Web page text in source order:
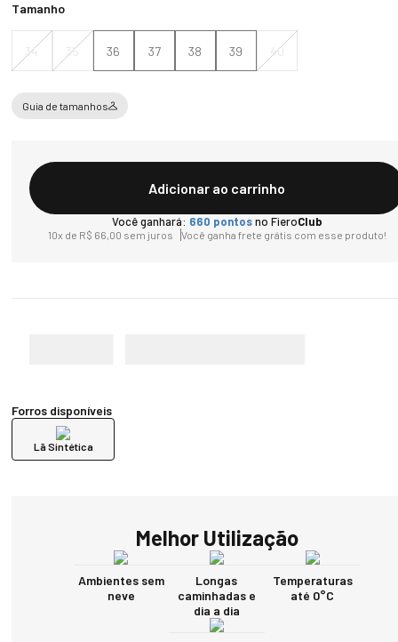
Tamanho
34 35 36 37 38 39 40
Guia de tamanhos
Adicionar ao carrinho
Você ganhará: 660 pontosno FieroClub
10x de R$ 66,00 sem juros Você ganha frete grátis com esse produto!
Forros disponíveis
Lã Sintética
Melhor Utilização
Ambientes sem
neve
Longas
caminhadas e
dia a dia
Temperaturas
até 0°C